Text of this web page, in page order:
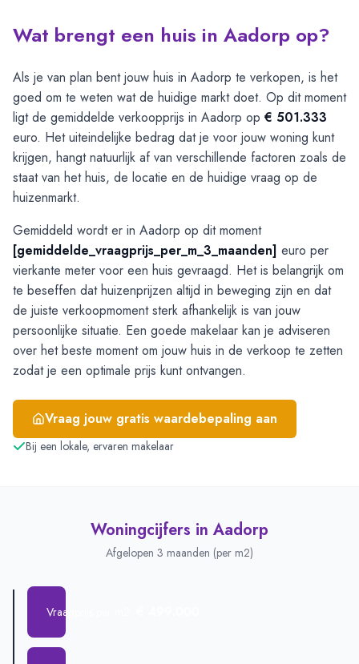
Wat brengt een huis in Aadorp op?
Als je van plan bent jouw huis in Aadorp te verkopen, is het
goed om te weten wat de huidige markt doet. Op dit moment
ligt de gemiddelde verkoopprijs in Aadorp op € 501.333
euro. Het uiteindelijke bedrag dat je voor jouw woning kunt
krijgen, hangt natuurlijk af van verschillende factoren zoals de
staat van het huis, de locatie en de huidige vraag op de
huizenmarkt.
Gemiddeld wordt er in Aadorp op dit moment
[gemiddelde_vraagprijs_per_m_3_maanden] euro per
vierkante meter voor een huis gevraagd. Het is belangrijk om
te beseffen dat huizenprijzen altijd in beweging zijn en dat
de juiste verkoopmoment sterk afhankelijk is van jouw
persoonlijke situatie. Een goede makelaar kan je adviseren
over het beste moment om jouw huis in de verkoop te zetten
zodat je een optimale prijs kunt ontvangen.
Vraag jouw gratis waardebepaling aan
Bij een lokale, ervaren makelaar
Woningcijfers in Aadorp
Afgelopen 3 maanden (per m2)
Vraagprijs per m2